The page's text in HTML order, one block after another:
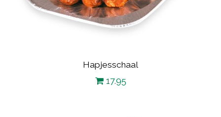
Hapjesschaal
17.95